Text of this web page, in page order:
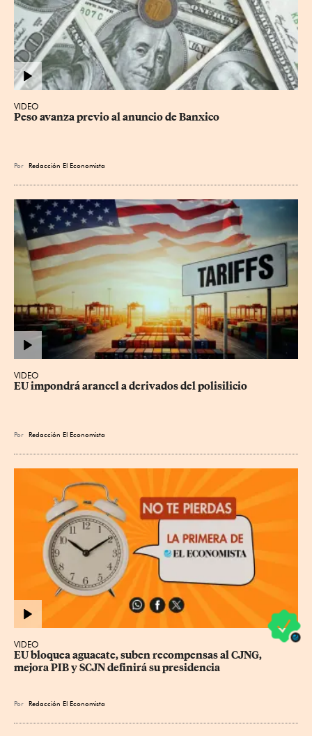
VIDEO
Peso avanza previo al anuncio de Banxico
Por Redacción El Economista
VIDEO
EU impondrá arancel a derivados del polisilicio
Por Redacción El Economista
VIDEO
EU bloquea aguacate, suben recompensas al CJNG,
mejora PIB y SCJN definirá su presidencia
Por Redacción El Economista